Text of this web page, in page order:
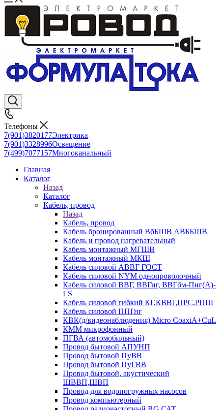
Телефоны
7(901)3820177Электрика
7(901)3328996Освещение
7(499)7077157Многоканальный
Главная
Каталог
Назад
Каталог
Кабель, провод
Назад
Кабель, провод
Кабель бронированный ВбБШВ АВББШВ
Кабель и провод нагревательный
Кабель монтажный МГШВ
Кабель монтажный МКШ
Кабель силовой АВВГ ГОСТ
Кабель силовой NYM однопроволочный
Кабель силовой ВВГ, ВВГнг, ВВГбм-Пнг(А)-
LS
Кабель силовой гибкий КГ,КВВГ,ПРС,РПШ
Кабель силовой ППГнг
КВК(д/видеонаблюдения) Micro CoaxiA+CuL
КММ микрофонный
ПГВА (автомобильный)
Провод бытовой АПУНП
Провод бытовой ПуВВ
Провод бытовой ПуГВВ
Провод бытовой, акустический
ШВВП,ШВП
Провод для водопогружных насосов
Провод компьютерный